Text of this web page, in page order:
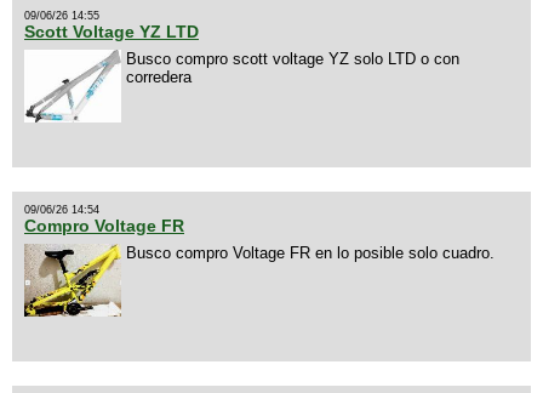
09/06/26 14:55
Scott Voltage YZ LTD
Busco compro scott voltage YZ solo LTD o con
corredera
09/06/26 14:54
Compro Voltage FR
Busco compro Voltage FR en lo posible solo cuadro.